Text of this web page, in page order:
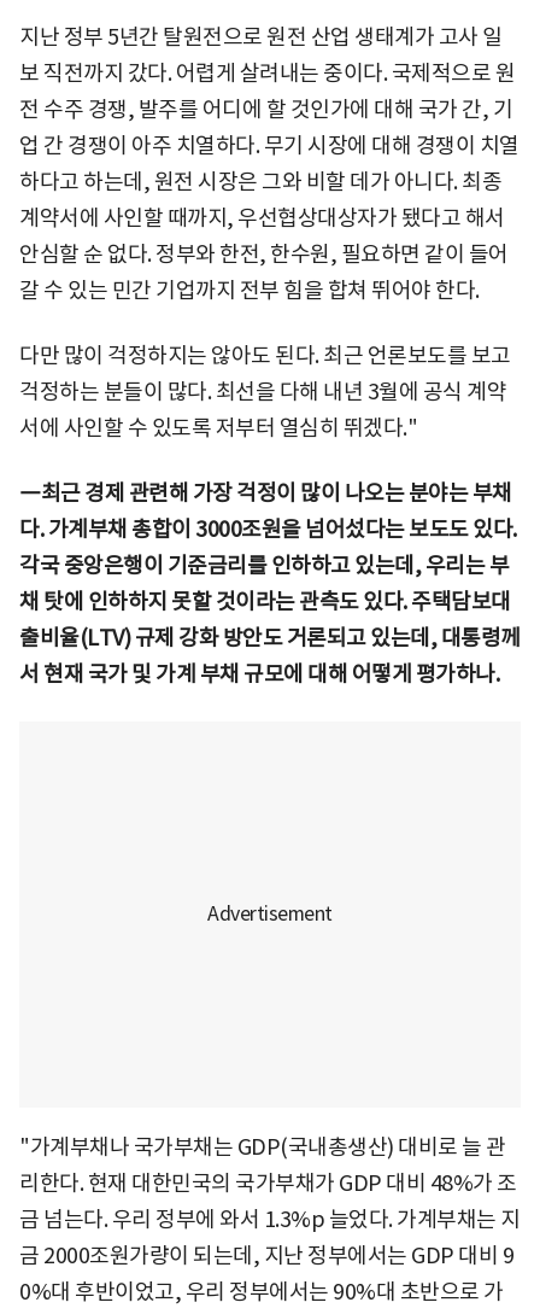
지난 정부 5년간 탈원전으로 원전 산업 생태계가 고사 일
보 직전까지 갔다. 어렵게 살려내는 중이다. 국제적으로 원
전 수주 경쟁, 발주를 어디에 할 것인가에 대해 국가 간, 기
업 간 경쟁이 아주 치열하다. 무기 시장에 대해 경쟁이 치열
하다고 하는데, 원전 시장은 그와 비할 데가 아니다. 최종
계약서에 사인할 때까지, 우선협상대상자가 됐다고 해서
안심할 순 없다. 정부와 한전, 한수원, 필요하면 같이 들어
갈 수 있는 민간 기업까지 전부 힘을 합쳐 뛰어야 한다.
다만 많이 걱정하지는 않아도 된다. 최근 언론보도를 보고
걱정하는 분들이 많다. 최선을 다해 내년 3월에 공식 계약
서에 사인할 수 있도록 저부터 열심히 뛰겠다."
―최근 경제 관련해 가장 걱정이 많이 나오는 분야는 부채
다. 가계부채 총합이 3000조원을 넘어섰다는 보도도 있다.
각국 중앙은행이 기준금리를 인하하고 있는데, 우리는 부
채 탓에 인하하지 못할 것이라는 관측도 있다. 주택담보대
출비율(LTV) 규제 강화 방안도 거론되고 있는데, 대통령께
서 현재 국가 및 가계 부채 규모에 대해 어떻게 평가하나.
"가계부채나 국가부채는 GDP(국내총생산) 대비로 늘 관
리한다. 현재 대한민국의 국가부채가 GDP 대비 48%가 조
금 넘는다. 우리 정부에 와서 1.3%p 늘었다. 가계부채는 지
금 2000조원가량이 되는데, 지난 정부에서는 GDP 대비 9
0%대 후반이었고, 우리 정부에서는 90%대 초반으로 가